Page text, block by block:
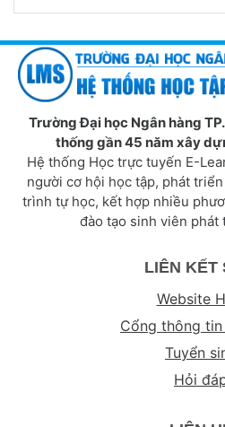
Trường Đại học Ngân hàng
thống gần 45 năm xây
Hệ thống Học trực tuyến E-
người cơ hội học tập, phát
trình tự học, kết hợp nhiều
đào tạo sinh viên phát
LIÊN KẾT
Website
Cổng thông
Tuyển
Hỏi